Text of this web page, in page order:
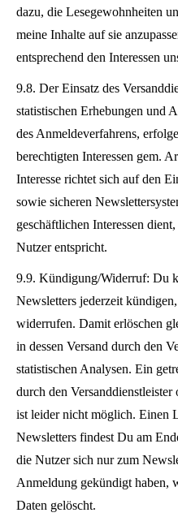
dazu, die Lesegewohnheiten
meine Inhalte auf sie
entsprechend den Interessen
9.8. Der Einsatz des
statistischen Erhebungen und
des Anmeldeverfahrens,
berechtigten Interessen gem.
Interesse richtet sich auf den
sowie sicheren
geschäftlichen Interessen
Nutzer entspricht.
9.9. Kündigung/Widerruf: Du
Newsletters jederzeit
widerrufen. Damit erlöschen
in dessen Versand durch den
statistischen Analysen. Ein
durch den
ist leider nicht möglich. Einen
Newsletters findest Du am
die Nutzer sich nur zum
Anmeldung gekündigt haben,
Daten gelöscht.